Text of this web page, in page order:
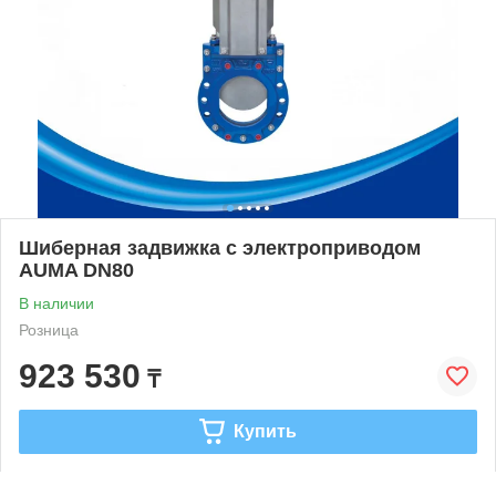
Шиберная задвижка с электроприводом
AUMA DN80
В наличии
Розница
923 530 ₸
Купить